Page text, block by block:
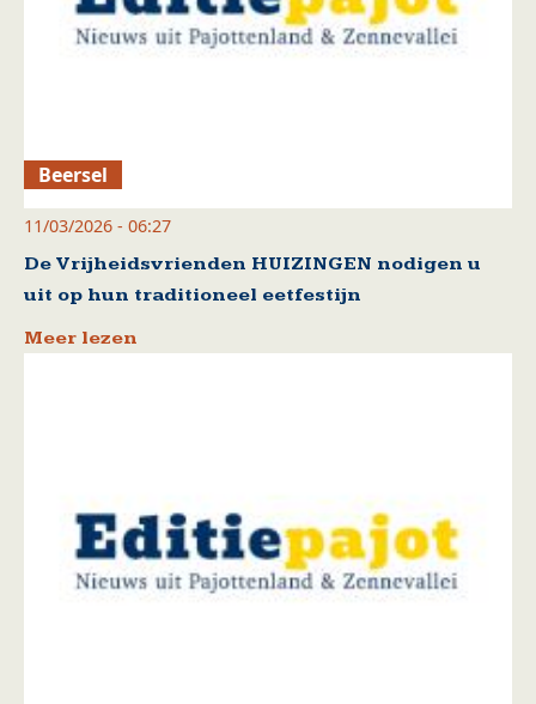
Beersel
11/03/2026 - 06:27
De Vrijheidsvrienden HUIZINGEN nodigen u
uit op hun traditioneel eetfestijn
Meer lezen